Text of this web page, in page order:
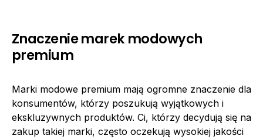
Znaczenie marek modowych
premium
Marki modowe premium mają ogromne znaczenie dla
konsumentów, którzy poszukują wyjątkowych i
ekskluzywnych produktów. Ci, którzy decydują się na
zakup takiej marki, często oczekują wysokiej jakości